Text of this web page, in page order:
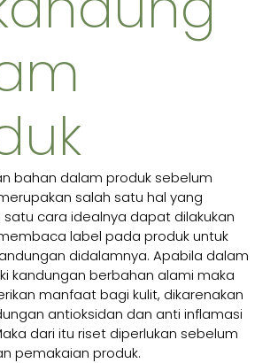
bahan dalam produk sebelum
salah satu hal yang
satu cara idealnya dapat dilakukan
label pada produk untuk
didalamnya. Apabila dalam
kandungan berbahan alami maka
manfaat bagi kulit, dikarenakan
antioksidan dan anti inflamasi
dari itu riset diperlukan sebelum
pemakaian produk.